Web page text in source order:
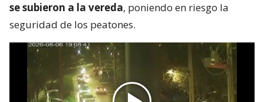
se subieron a la vereda, poniendo en riesgo la
seguridad de los peatones.